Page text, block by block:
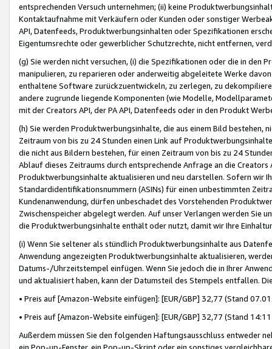
entsprechenden Versuch unternehmen; (ii) keine
Kontaktaufnahme mit Verkäufern oder Kunden oder sonstiger
API, Datenfeeds, Produktwerbungsinhalten oder Spezifikationen
Eigentumsrechte oder gewerblicher Schutzrechte, nicht entfernen,
(g) Sie werden nicht versuchen, (i) die Spezifikationen oder die in
manipulieren, zu reparieren oder anderweitig abgeleitete Werke
enthaltene Software zurückzuentwickeln, zu zerlegen, zu
andere zugrunde liegende Komponenten (wie Modelle,
mit der Creators API, der PA API, Datenfeeds oder in den Produkt
(h) Sie werden Produktwerbungsinhalte, die aus einem Bild bestehen,
Zeitraum von bis zu 24 Stunden einen Link auf
die nicht aus Bildern bestehen, für einen Zeitraum von bis zu 24
Ablauf dieses Zeitraums durch entsprechende Anfrage an die
Produktwerbungsinhalte aktualisieren und neu darstellen. Sofern wir
Standardidentifikationsnummern (ASINs) für einen unbestimmten
Kundenanwendung, dürfen unbeschadet des Vorstehenden
Zwischenspeicher abgelegt werden. Auf unser Verlangen werden Sie
die Produktwerbungsinhalte enthält oder nutzt, damit wir Ihre
(i) Wenn Sie seltener als stündlich Produktwerbungsinhalte aus
Anwendung angezeigten Produktwerbungsinhalte aktualisieren,
Datums-/Uhrzeitstempel einfügen. Wenn Sie jedoch die in Ihrer
und aktualisiert haben, kann der Datumsteil des Stempels entfallen.
• Preis auf [Amazon-Website einfügen]: [EUR/GBP] 32,77 (Stand
• Preis auf [Amazon-Website einfügen]: [EUR/GBP] 32,77 (Stand
Außerdem müssen Sie den folgenden Haftungsausschluss entweder
ein Pop-up-Fenster, ein Pop-up-Skript oder ein sonstiges